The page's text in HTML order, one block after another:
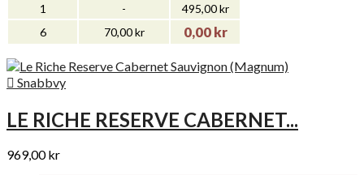
1
-
495,00 kr
6
70,00 kr 0,00 kr
 Snabbvy
LE RICHE RESERVE CABERNET...
969,00 kr